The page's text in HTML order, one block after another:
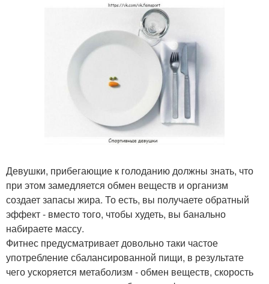
Девушки, прибегающие к голоданию должны знать, что
при этом замедляется обмен веществ и организм
создает запасы жира. То есть, вы получаете обратный
эффект - вместо того, чтобы худеть, вы банально
набираете массу.
Фитнес предусматривает довольно таки частое
употребление сбалансированной пищи, в результате
чего ускоряется метаболизм - обмен веществ, скорость